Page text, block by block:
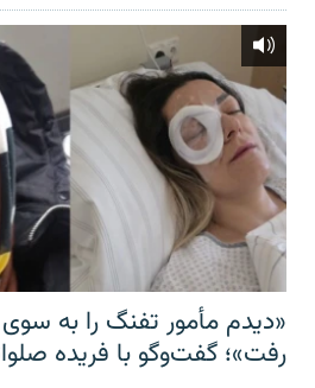
«دیدم مأمور تفنگ را به
رفت»؛ گفت‌و‌گو با فریده